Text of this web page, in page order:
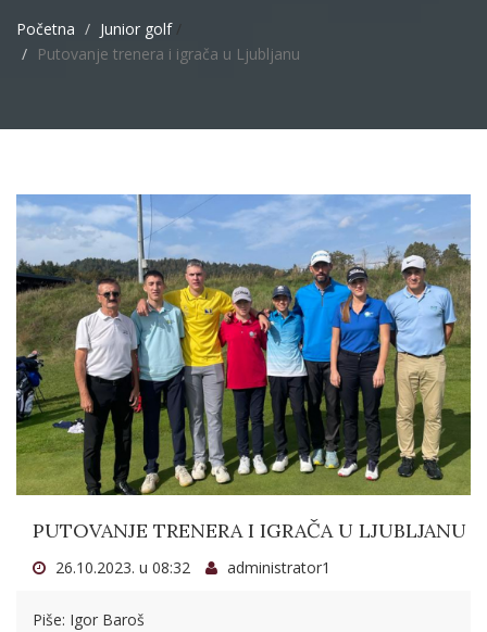
Početna Junior golf/
Putovanje trenera i igrača u Ljubljanu
PUTOVANJE TRENERA I IGRAČA U LJUBLJANU
26.10.2023. u 08:32 administrator1
Piše: Igor Baroš